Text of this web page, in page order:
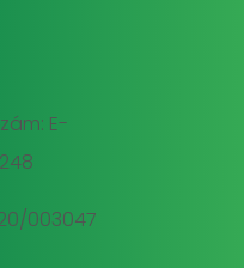
E-
003047